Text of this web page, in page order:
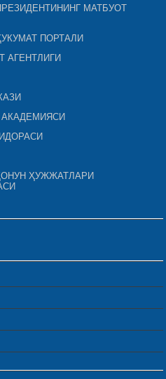
МАТБУОТ
ПОРТАЛИ
АГЕНТЛИГИ
ҲУЖЖАТЛАРИ